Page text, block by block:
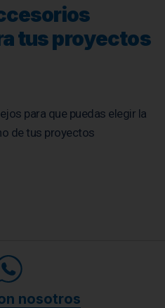
tus proyectos
para que puedas elegir la
de tus proyectos
nosotros